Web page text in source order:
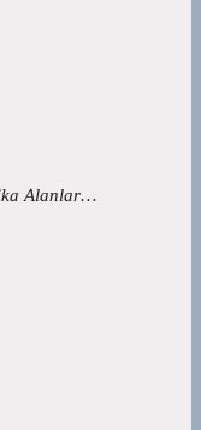
Alanlar…